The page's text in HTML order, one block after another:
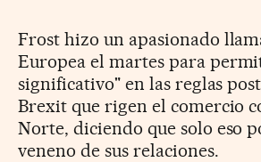
Frost hizo un apasionado
Europea el martes para
significativo" en las reglas
Brexit que rigen el comercio
Norte, diciendo que solo eso
veneno de sus relaciones.